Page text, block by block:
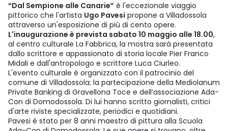
“Dal Sempione alle Canarie” è l'eccezionale viaggio
pittorico che l'artista Ugo Pavesi propone a Villadossola
attraverso un'esposizione di più di cento opere.
L'inaugurazione è prevista sabato 10 maggio alle 18.00,
al centro culturale La Fabbrica, la mostra sarà presentata
dallo scrittore e appassionato di storia locale Pier Franco
Midali e dall'antropologo e scrittore Luca Ciurleo.
L'evento culturale è organizzato con il patrocinio del
comune di Villadossola; la partecipazione della Mediolanum
Private Banking di Gravellona Toce e dell’associazione Ada-
Con di Domodossola. Di lui hanno scritto giornalisti, critici
d'arte riviste specializzate, periodici e quotidiani.
Pavesi è stato per 8 anni maestro di pittura alla Scuola